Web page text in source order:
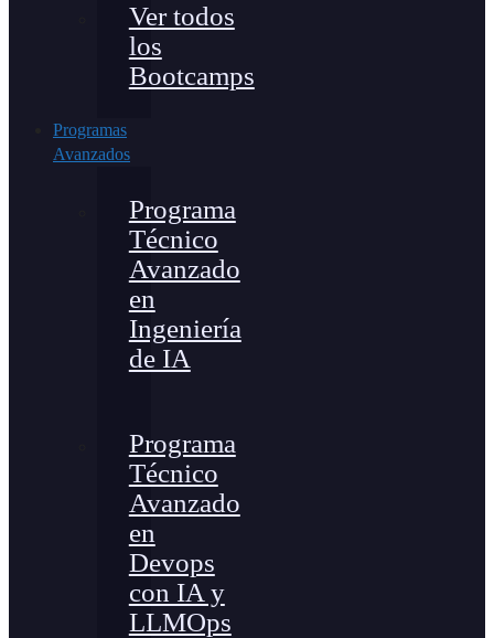
Ver todos
los
Bootcamps
Programas
Avanzados
Programa
Técnico
Avanzado
en
Ingeniería
de IA
Programa
Técnico
Avanzado
en
Devops
con IA y
LLMOps